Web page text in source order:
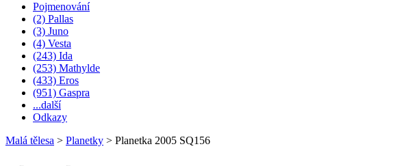
Pojmenování
(2) Pallas
(3) Juno
(4) Vesta
(243) Ida
(253) Mathylde
(433) Eros
(951) Gaspra
...další
Odkazy
Malá tělesa > Planetky > Planetka 2005 SQ156